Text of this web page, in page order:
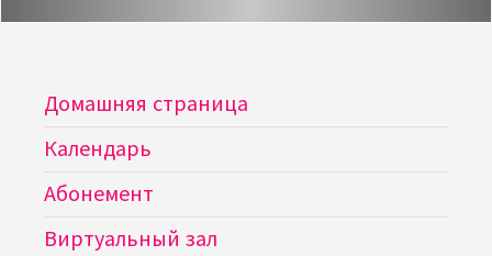
заказ
Политика сайта
Виртуальный зал
мой счет
Домашняя страница
Календарь
Абонемент
Виртуальный зал